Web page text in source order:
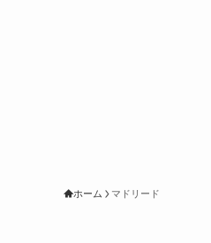
ホーム マドリード